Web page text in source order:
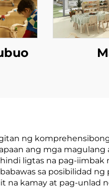
ng
ang mga magulang
ligtas na pag-iimbak
sa posibilidad ng
na kamay at pag-unlad